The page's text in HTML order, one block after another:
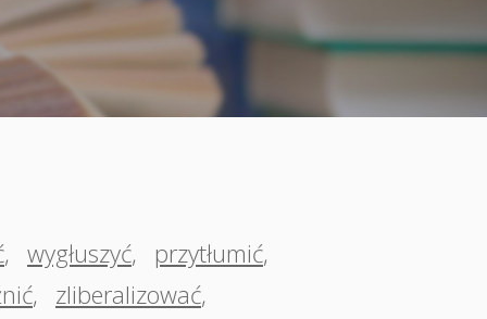
, wygłuszyć, przytłumić,
, zliberalizować,